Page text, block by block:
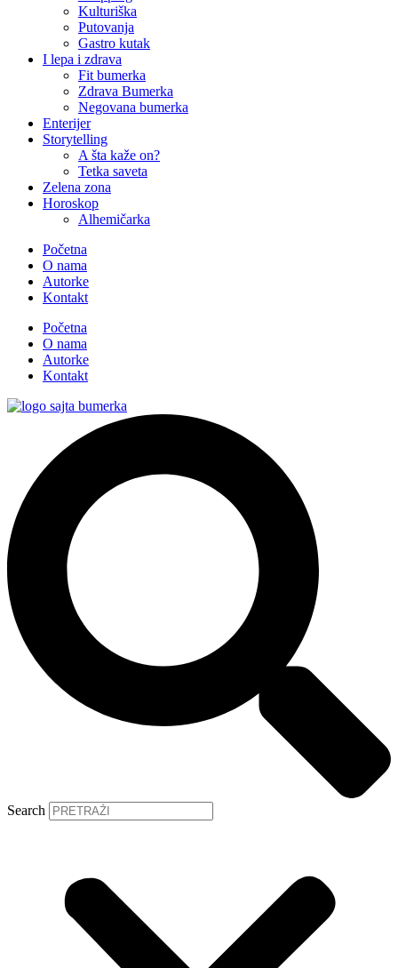
Kulturiška
Putovanja
Gastro kutak
I lepa i zdrava
Fit bumerka
Zdrava Bumerka
Negovana bumerka
Enterijer
Storytelling
A šta kaže on?
Tetka saveta
Zelena zona
Horoskop
Alhemičarka
Početna
O nama
Autorke
Kontakt
Početna
O nama
Autorke
Kontakt
Search